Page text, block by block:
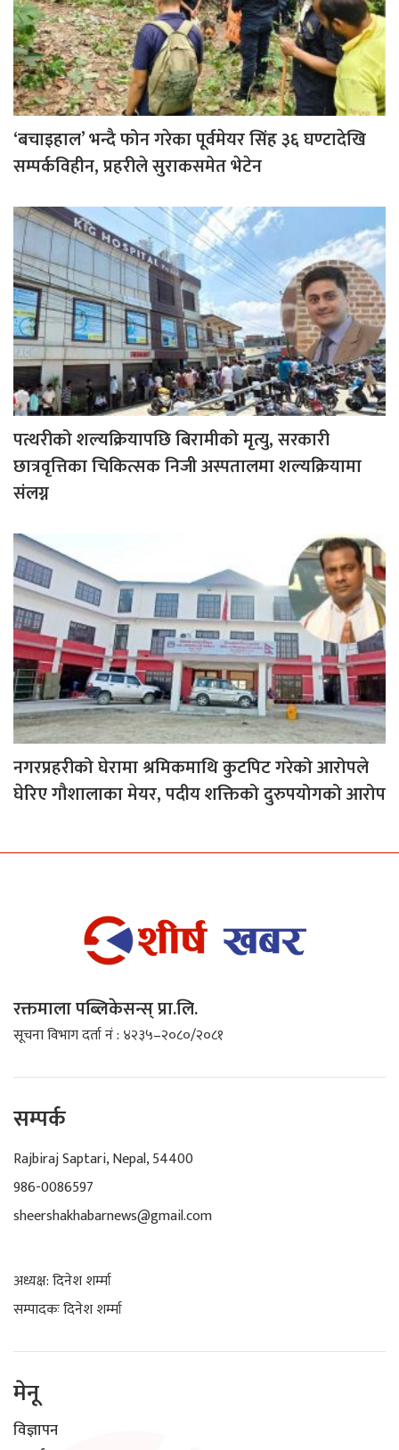
‘बचाइहाल’ भन्दै फोन गरेका पूर्वमेयर सिंह ३६ घण्टादेखि
सम्पर्कविहीन, प्रहरीले सुराकसमेत भेटेन
पत्थरीको शल्यक्रियापछि बिरामीको मृत्यु, सरकारी
छात्रवृत्तिका चिकित्सक निजी अस्पतालमा शल्यक्रियामा
संलग्न
नगरप्रहरीको घेरामा श्रमिकमाथि कुटपिट गरेको आरोपले
घेरिए गौशालाका मेयर, पदीय शक्तिको दुरुपयोगको आरोप
रक्तमाला पब्लिकेसन्स् प्रा.लि.
सूचना विभाग दर्ता नं : ४२३५–२०८०/२०८१
सम्पर्क
Rajbiraj Saptari, Nepal, 54400
986-0086597
sheershakhabarnews@gmail.com
अध्यक्ष: दिनेश शर्म्मा
सम्पादकः दिनेश शर्म्मा
मेनू
विज्ञापन